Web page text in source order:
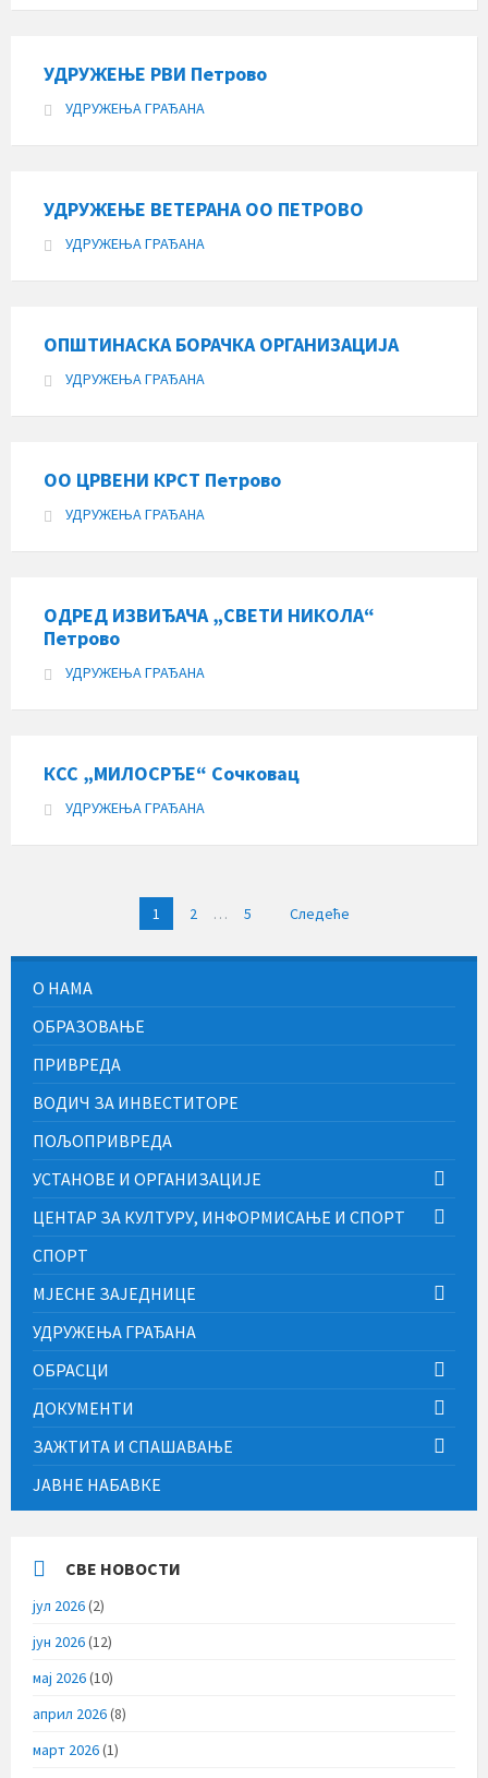
УДРУЖЕЊЕ РВИ Петрово
УДРУЖЕЊА ГРАЂАНА
УДРУЖЕЊЕ ВЕТЕРАНА ОО ПЕТРОВО
УДРУЖЕЊА ГРАЂАНА
ОПШТИНАСКА БОРАЧКА ОРГАНИЗАЦИЈА
УДРУЖЕЊА ГРАЂАНА
ОО ЦРВЕНИ КРСТ Петрово
УДРУЖЕЊА ГРАЂАНА
ОДРЕД ИЗВИЂАЧА „СВЕТИ НИКОЛА“
Петрово
УДРУЖЕЊА ГРАЂАНА
КСС „МИЛОСРЂЕ“ Сочковац
УДРУЖЕЊА ГРАЂАНА
1 2 … 5 Следеће
О НАМА
ОБРАЗОВАЊЕ
ПРИВРЕДА
ВОДИЧ ЗА ИНВЕСТИТОРЕ
ПОЉОПРИВРЕДА
УСТАНОВЕ И ОРГАНИЗАЦИЈЕ
ЦЕНТАР ЗА КУЛТУРУ, ИНФОРМИСАЊЕ И СПОРТ
СПОРТ
МЈЕСНЕ ЗАЈЕДНИЦЕ
УДРУЖЕЊА ГРАЂАНА
ОБРАСЦИ
ДОКУМЕНТИ
ЗАЖТИТА И СПАШАВАЊЕ
ЈАВНЕ НАБАВКЕ
СВЕ НОВОСТИ
јул 2026(2)
јун 2026(12)
мај 2026(10)
април 2026(8)
март 2026(1)